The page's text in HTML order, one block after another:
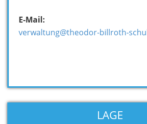
E-Mail:
verwaltung@theodor-billroth-
LAGE